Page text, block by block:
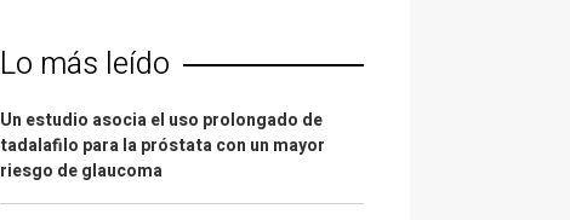
Lo más leído
Un estudio asocia el uso prolongado de
tadalafilo para la próstata con un mayor
riesgo de glaucoma